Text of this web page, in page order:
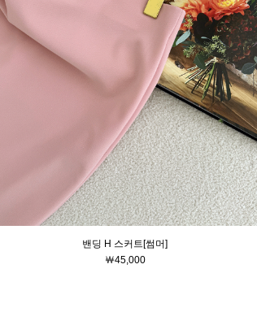
밴딩 H 스커트[썸머]
￦45,000